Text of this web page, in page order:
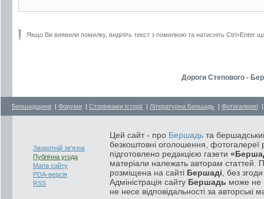
Якщо Ви виявили помилку, виділіть текст з помилкою та натисніть Ctrl+Enter
Дороги Степового -
Бершадщина | Форуми | Сторінками історії | Літературна Бершадь | Фотогалереї
Зворотній зв'язок
Публічна угода
Мапа сайту
PDA-версія
RSS
Цей сайт - про Бершадь та
безкоштовні оголошення, фотогалереї
підготовлено редакцією газети
матеріали належать авторам статтей.
розміщена на сайті Бершаді , без
Адміністрація сайту Бершадь може не
не несе відповідальності за авторські